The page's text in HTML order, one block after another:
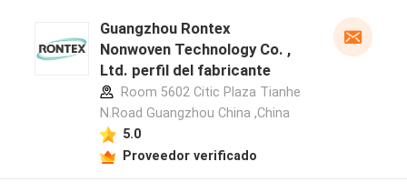
Guangzhou Rontex
Nonwoven Technology Co. ,
Ltd. perfil del fabricante
Room 5602 Citic Plaza Tianhe
N.Road Guangzhou China ,China
5.0
Proveedor verificado